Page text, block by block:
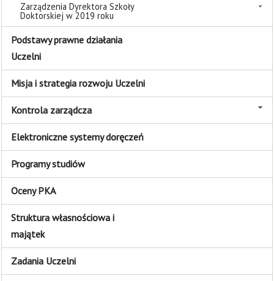
Zarządzenia Dyrektora Szkoły
Doktorskiej w 2019 roku
Podstawy prawne działania
Uczelni
Misja i strategia rozwoju Uczelni
Kontrola zarządcza
Elektroniczne systemy doręczeń
Programy studiów
Oceny PKA
Struktura własnościowa i
majątek
Zadania Uczelni